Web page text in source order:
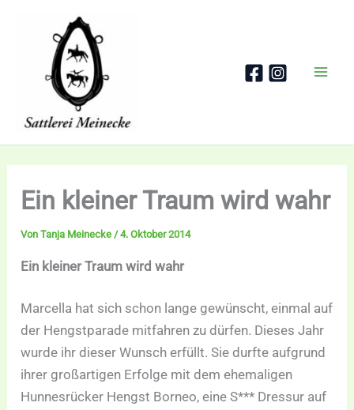
Ein kleiner Traum wird wahr
VonTanja Meinecke /4. Oktober 2014
Ein kleiner Traum wird wahr
Marcella hat sich schon lange gewünscht, einmal auf
der Hengstparade mitfahren zu dürfen. Dieses Jahr
wurde ihr dieser Wunsch erfüllt. Sie durfte aufgrund
ihrer großartigen Erfolge mit dem ehemaligen
Hunnesrücker Hengst Borneo, eine S*** Dressur auf